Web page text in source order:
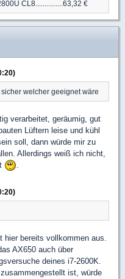
CL8...............63,32 €
welcher geeignet wäre
verarbeitet, geräumig, gut
Lüftern leise und kühl
soll, dann würde mir zu
Allerdings weiß ich nicht,
hier bereits vollkommen aus.
AX650 auch über
deines i7-2600K.
ist, würde